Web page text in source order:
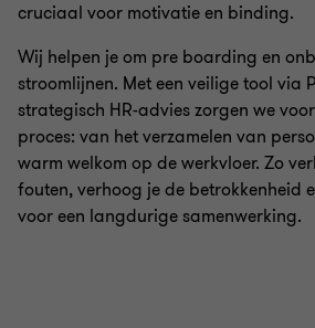
cruciaal voor motivatie en binding.
Wij helpen je om pre boarding en
stroomlijnen. Met een veilige tool via
strategisch HR-advies zorgen we
proces: van het verzamelen van
warm welkom op de werkvloer. Zo
fouten, verhoog je de betrokkenheid
voor een langdurige samenwerking.